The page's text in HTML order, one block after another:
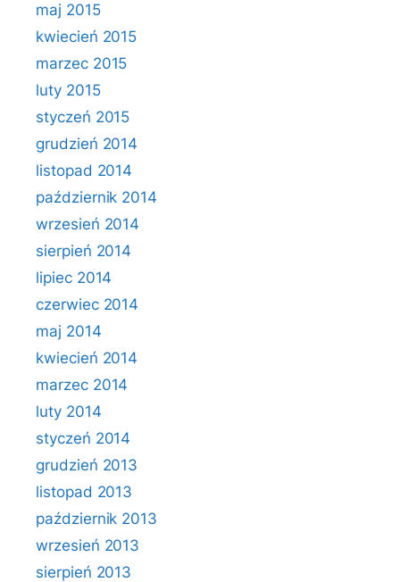
maj 2015
kwiecień 2015
marzec 2015
luty 2015
styczeń 2015
grudzień 2014
listopad 2014
październik 2014
wrzesień 2014
sierpień 2014
lipiec 2014
czerwiec 2014
maj 2014
kwiecień 2014
marzec 2014
luty 2014
styczeń 2014
grudzień 2013
listopad 2013
październik 2013
wrzesień 2013
sierpień 2013